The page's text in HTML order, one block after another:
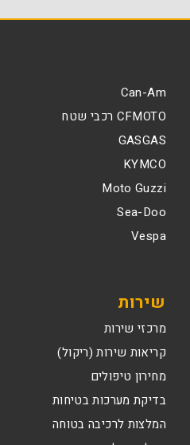
Can-Am
CFMOTO רכבי שטח
GASGAS
KYMCO
Moto Guzzi
Sea-Doo
Vespa
שירות
מרכזי שירות
קריאות שירות (ריקול)
מחירון טיפולים
בדיקת מערכות בטיחות
המלצות לרכיבה בטוחה